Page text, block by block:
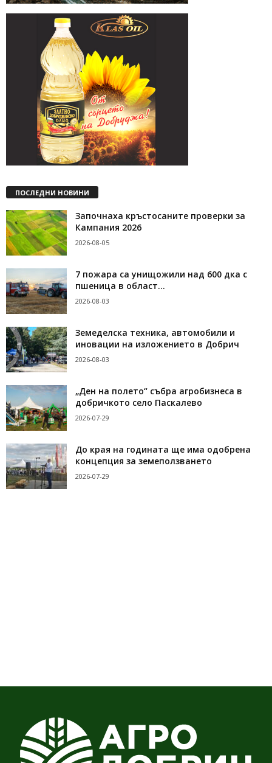
ПОСЛЕДНИ НОВИНИ
Започнаха кръстосаните проверки за
Кампания 2026
2026-08-05
7 пожара са унищожили над 600 дка с
пшеница в област...
2026-08-03
Земеделска техника, автомобили и
иновации на изложението в Добрич
2026-08-03
„Ден на полето“ събра агробизнеса в
добричкото село Паскалево
2026-07-29
До края на годината ще има одобрена
концепция за земеползването
2026-07-29